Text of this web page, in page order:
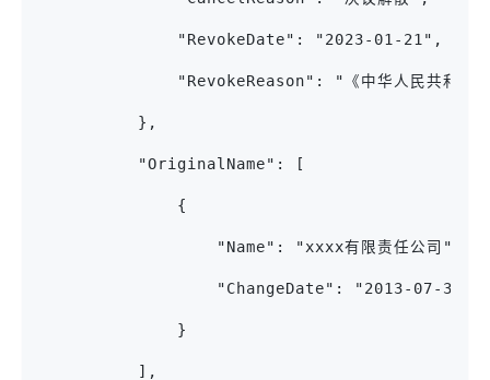
"RevokeDate": "2023-01-21",
"RevokeReason": "《中华人民共和国公司法
},
"OriginalName": [
{
"Name": "xxxx有限责任公司",
"ChangeDate": "2013-07-30"
}
],